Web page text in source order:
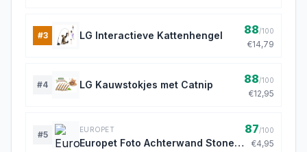
#3 LG Interactieve Kattenhengel 88/100
€14,79
#4 LG Kauwstokjes met Catnip 88/100
€12,95
#5 EUROPET
Europet Foto Achterwand Stone &
87/100
€4,95